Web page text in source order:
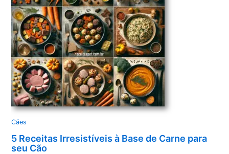
Cães
5 Receitas Irresistíveis à Base de Carne para
seu Cão